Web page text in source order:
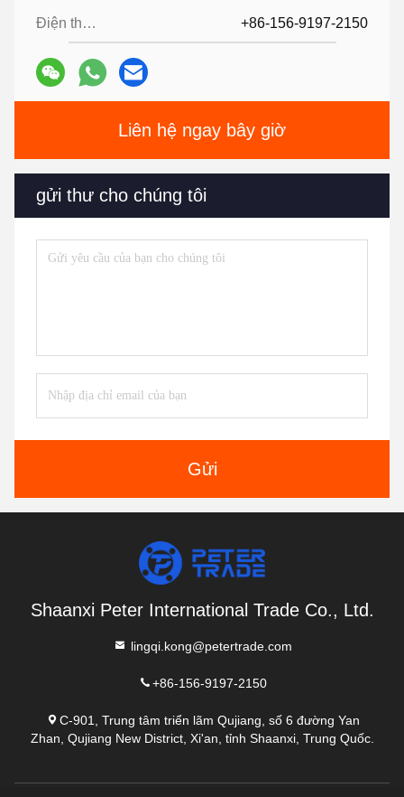
Điện thoại: +86-156-9197-2150
Liên hệ ngay bây giờ
gửi thư cho chúng tôi
Gửi
Shaanxi Peter International Trade Co., Ltd.
lingqi.kong@petertrade.com
+86-156-9197-2150
C-901, Trung tâm triển lãm Qujiang, số 6 đường Yan
Zhan, Qujiang New District, Xi'an, tỉnh Shaanxi, Trung Quốc.